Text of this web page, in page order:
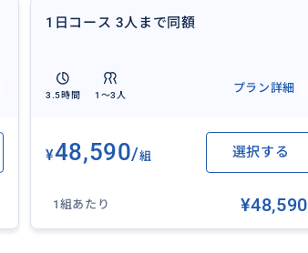
1日コース 3人まで同額
3.5時間 1〜3人
プラン詳細
¥48,590/組 選択する
1組あたり ¥48,590